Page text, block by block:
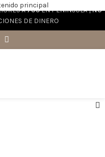
principal
A70€EN PENÍNSULA |NO
DE DINERO